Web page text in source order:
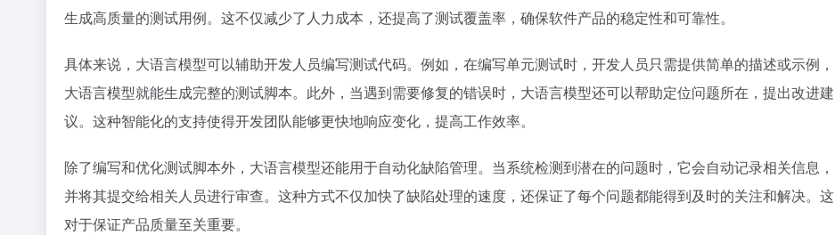
生成高质量的测试用例。这不仅减少了人力成本，还提高了测试覆盖率，确保软件产品的稳定性和可靠性。
具体来说，大语言模型可以辅助开发人员编写测试代码。例如，在编写单元测试时，开发人员只需提供简单的描述或示例，
大语言模型就能生成完整的测试脚本。此外，当遇到需要修复的错误时，大语言模型还可以帮助定位问题所在，提出改进建
议。这种智能化的支持使得开发团队能够更快地响应变化，提高工作效率。
除了编写和优化测试脚本外，大语言模型还能用于自动化缺陷管理。当系统检测到潜在的问题时，它会自动记录相关信息，
并将其提交给相关人员进行审查。这种方式不仅加快了缺陷处理的速度，还保证了每个问题都能得到及时的关注和解决。这
对于保证产品质量至关重要。